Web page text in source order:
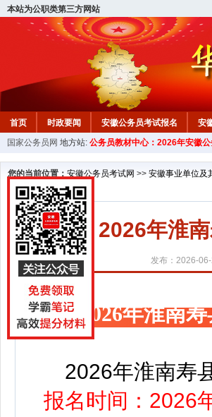
本站为公职类第三方网站
首页 时政要闻 安徽公务员考试报名 安
安徽公务员行测试题 在线咨询 教材中心
国家公务员网 地方站: 公务员教材中心：2026年安徽
您的当前位置： 安徽公务员考试网 >> 安徽事业单位及
2026年淮
发布：2026-
2026年淮南
2026年淮南寿
报名时间：2026